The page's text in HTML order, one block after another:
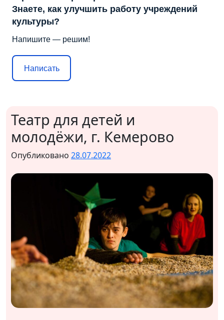
Знаете, как улучшить работу учреждений
культуры?
Напишите — решим!
Написать
Театр для детей и
молодёжи, г. Кемерово
Опубликовано 28.07.2022